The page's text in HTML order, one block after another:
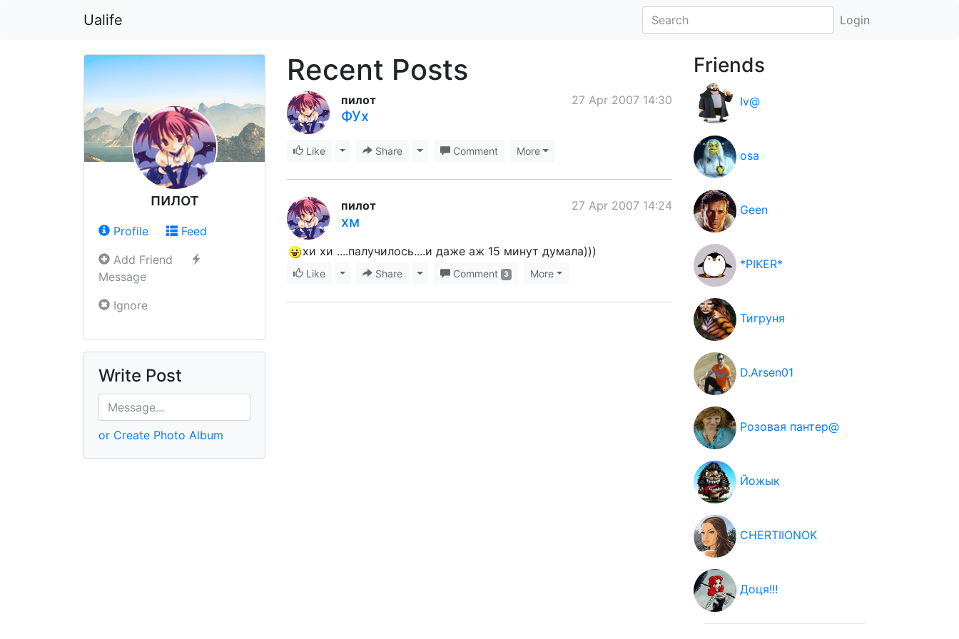
Ualife Login
пилот
Profile
Feed
Add Friend
Message
Ignore
Write Post
or Create Photo Album
Recent Posts
27 Apr 2007 14:30
пилот
ФУх
Like Toggle Dropdown
Share Toggle Dropdown
Comment More
27 Apr 2007 14:24
пилот
хм
хи хи ....палучилось....и даже аж 15 минут думала)))
Like Toggle Dropdown
Share Toggle Dropdown
Comment 3 More
Friends
Iv@
osa
Geen
*PIKER*
Тигруня
D.Arsen01
Розовая пантер@
Йожык
CHERTIIONOK
Доця!!!